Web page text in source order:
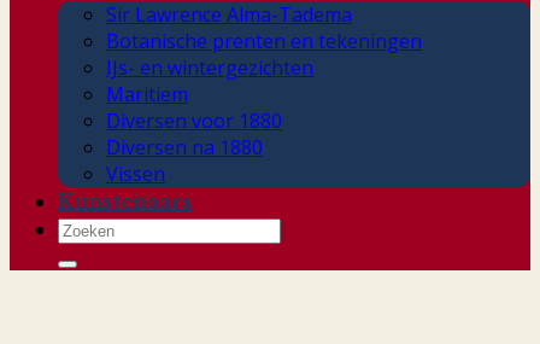
Sir Lawrence Alma-Tadema
Botanische prenten en tekeningen
IJs- en wintergezichten
Maritiem
Diversen voor 1880
Diversen na 1880
Vissen
Kunstenaars
Zoeken
naar: